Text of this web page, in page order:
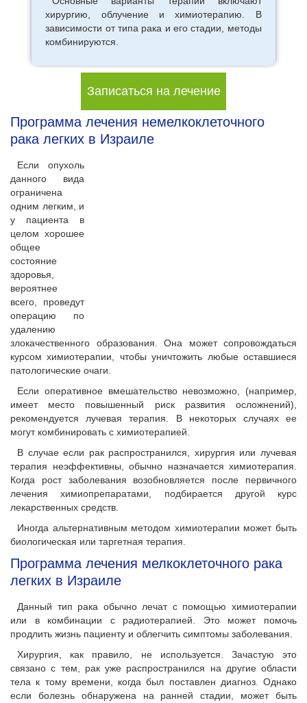
хирургию, облучение и химиотерапию. В
зависимости от типа рака и его стадии, методы
комбинируются.
Записаться на лечение
Программа лечения немелкоклеточного
рака легких в Израиле
Если опухоль
данного вида
ограничена
одним легким, и
у пациента в
целом хорошее
общее
состояние
здоровья,
вероятнее
всего, проведут
операцию по
удалению
злокачественного образования. Она может сопровождаться
курсом химиотерапии, чтобы уничтожить любые оставшиеся
патологические очаги.
Если оперативное вмешательство невозможно, (например,
имеет место повышенный риск развития осложнений),
рекомендуется лучевая терапия. В некоторых случаях ее
могут комбинировать с химиотерапией.
В случае если рак распространился, хирургия или лучевая
терапия неэффективны, обычно назначается химиотерапия.
Когда рост заболевания возобновляется после первичного
лечения химиопрепаратами, подбирается другой курс
лекарственных средств.
Иногда альтернативным методом химиотерапии может быть
биологическая или таргетная терапия.
Программа лечения мелкоклеточного рака
легких в Израиле
Данный тип рака обычно лечат с помощью химиотерапии
или в комбинации с радиотерапией. Это может помочь
продлить жизнь пациенту и облегчить симптомы заболевания.
Хирургия, как правило, не используется. Зачастую это
связано с тем, рак уже распространился на другие области
тела к тому времени, когда был поставлен диагноз. Однако
если болезнь обнаружена на ранней стадии, может быть